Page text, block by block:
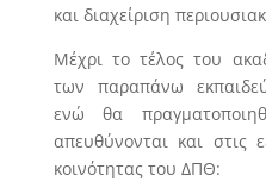
και διαχείριση
Μέχρι το τέλος του
των παραπάνω
ενώ θα
απευθύνονται και στις
κοινότητας του ΔΠΘ: